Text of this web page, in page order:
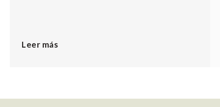
Leer más